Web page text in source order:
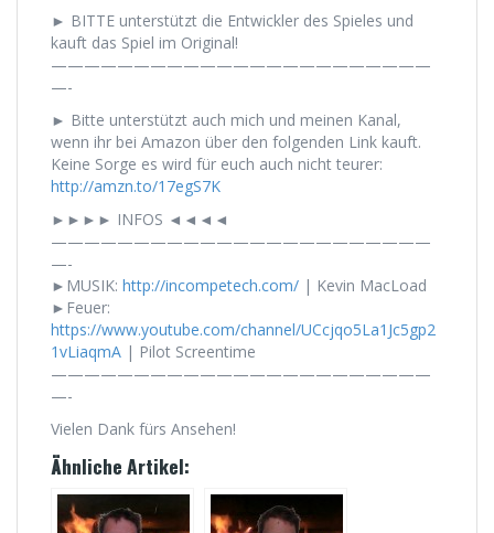
► BITTE unterstützt die Entwickler des Spieles und
kauft das Spiel im Original!
———————————————————————
—-
► Bitte unterstützt auch mich und meinen Kanal,
wenn ihr bei Amazon über den folgenden Link kauft.
Keine Sorge es wird für euch auch nicht teurer:
http://amzn.to/17egS7K
►►►► INFOS ◄◄◄◄
———————————————————————
—-
►MUSIK: http://incompetech.com/ | Kevin MacLoad
►Feuer:
https://www.youtube.com/channel/UCcjqo5La1Jc5gp2
1vLiaqmA | Pilot Screentime
———————————————————————
—-
Vielen Dank fürs Ansehen!
Ähnliche Artikel: